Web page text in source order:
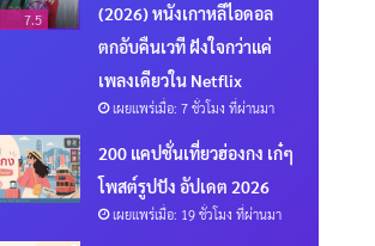
7.5
(2026) หนังเกาหลีไอดอล
ตกอับคืนเวที ฝังใจกว่าแค่
เพลงเดียวใน Netflix
เผยแพร่เมื่อ: 7 ชั่วโมง ที่ผ่านมา
200 แคปชั่นเที่ยวฮ่องกง เก๋ๆ
โพสต์รูปปัง อัปเดต 2026
เผยแพร่เมื่อ: 19 ชั่วโมง ที่ผ่านมา